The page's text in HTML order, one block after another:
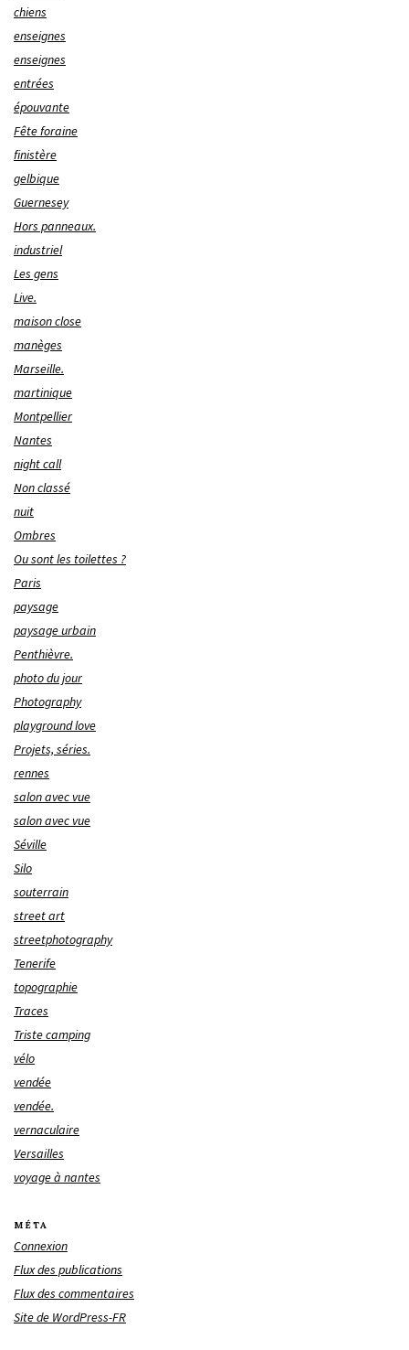
chiens
enseignes
enseignes
entrées
épouvante
Fête foraine
finistère
gelbique
Guernesey
Hors panneaux.
industriel
Les gens
Live.
maison close
manèges
Marseille.
martinique
Montpellier
Nantes
night call
Non classé
nuit
Ombres
Ou sont les toilettes ?
Paris
paysage
paysage urbain
Penthièvre.
photo du jour
Photography
playground love
Projets, séries.
rennes
salon avec vue
salon avec vue
Séville
Silo
souterrain
street art
streetphotography
Tenerife
topographie
Traces
Triste camping
vélo
vendée
vendée.
vernaculaire
Versailles
voyage à nantes
MÉTA
Connexion
Flux des publications
Flux des commentaires
Site de WordPress-FR